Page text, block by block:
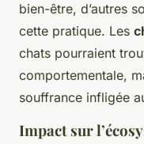
bien-être, d’autres
cette pratique. Les
chats pourraient
comportementale,
souffrance infligée
Impact sur